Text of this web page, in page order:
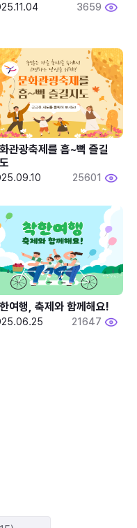
3659
관광축제를 흠~뻑 즐길
25601
여행, 축제와 함께해요!
21647